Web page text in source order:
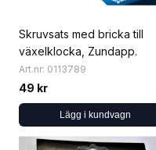
Skruvsats med bricka till
växelklocka, Zundapp.
Art.nr: 0113789
49 kr
Lägg i kundvagn